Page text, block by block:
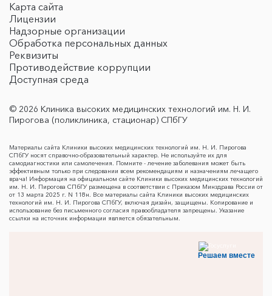
Карта сайта
Лицензии
Надзорные организации
Обработка персональных данных
Реквизиты
Противодействие коррупции
Доступная среда
© 2026 Клиника высоких медицинских технологий им. Н. И.
Пирогова (поликлиника, стационар) СПбГУ
Материалы сайта Клиники высоких медицинских технологий им. Н. И. Пирогова
СПбГУ носят справочно-образовательный характер. Не используйте их для
самодиагностики или самолечения. Помните - лечение заболевания может быть
эффективным только при следовании всем рекомендациям и назначениям лечащего
врача! Информация на официальном сайте Клиники высоких медицинских технологий
им. Н. И. Пирогова СПбГУ размещена в соответствии с Приказом Минздрава России от
от 13 марта 2025 г. N 118н. Все материалы сайта Клиники высоких медицинских
технологий им. Н. И. Пирогова СПбГУ, включая дизайн, защищены. Копирование и
использование без письменного согласия правообладателя запрещены. Указание
ссылки на источник информации является обязательным.
Решаем вместе